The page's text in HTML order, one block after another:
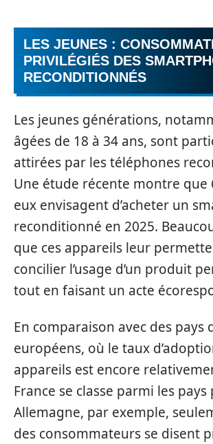
LES JEUNES :
PRIVILÉGIÉS DES
RECONDITIONNÉS
Les jeunes générations,
âgées de 18 à 34 ans, sont
attirées par les téléphones
Une étude récente montre que
eux envisagent d’acheter un
reconditionné en 2025.
que ces appareils leur
concilier l’usage d’un produit
tout en faisant un acte
En comparaison avec des pays
européens, où le taux
appareils est encore
France se classe parmi les
Allemagne, par exemple,
des consommateurs se disent